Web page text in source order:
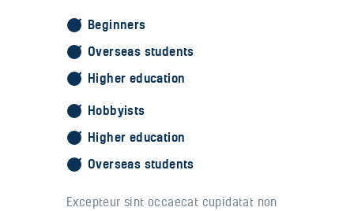
Beginners
Overseas students
Higher education
Hobbyists
Higher education
Overseas students
Excepteur sint occaecat cupidatat non